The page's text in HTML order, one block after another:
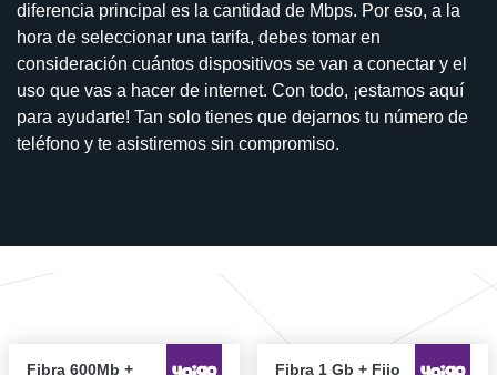
diferencia principal es la cantidad de Mbps. Por eso, a la
hora de seleccionar una tarifa, debes tomar en
consideración cuántos dispositivos se van a conectar y el
uso que vas a hacer de internet. Con todo, ¡estamos aquí
para ayudarte! Tan solo tienes que dejarnos tu número de
teléfono y te asistiremos sin compromiso.
Fibra 600Mb +
Fibra 1 Gb + Fijo